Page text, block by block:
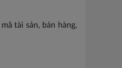
tài sản, bán hàng,